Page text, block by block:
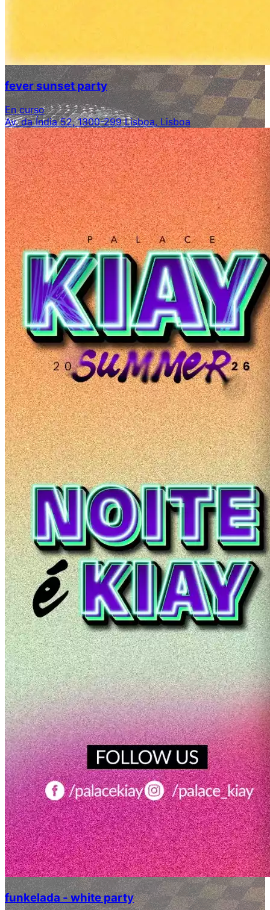
fever sunset party
En curso
Av. da Índia 52, 1300-299 Lisboa, Lisboa
funkelada - white party